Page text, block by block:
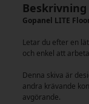
Beskrivning
Gopanel LITE
Letar du efter en
och enkel att
Denna skiva är
andra krävande
avgörande.